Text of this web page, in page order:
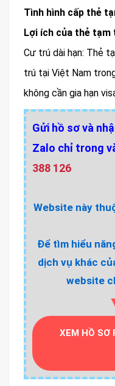
Tình hình cấp thẻ
Lợi ích của thẻ tạm
Cư trú dài hạn: Thẻ
trú tại Việt Nam
không cần gia hạn
Gửi hồ sơ và
Zalo chỉ trong
388 126
Website này
Để tìm hiểu
dịch vụ khác
website
XEM HỒ SƠ